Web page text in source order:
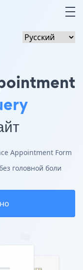
Appointment Form
головной боли